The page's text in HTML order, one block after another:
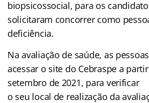
biopsicossocial, para os
solicitaram concorrer como
deficiência.
Na avaliação de saúde, as
acessar o site do Cebraspe a
setembro de 2021, para verificar
o seu local de realização da